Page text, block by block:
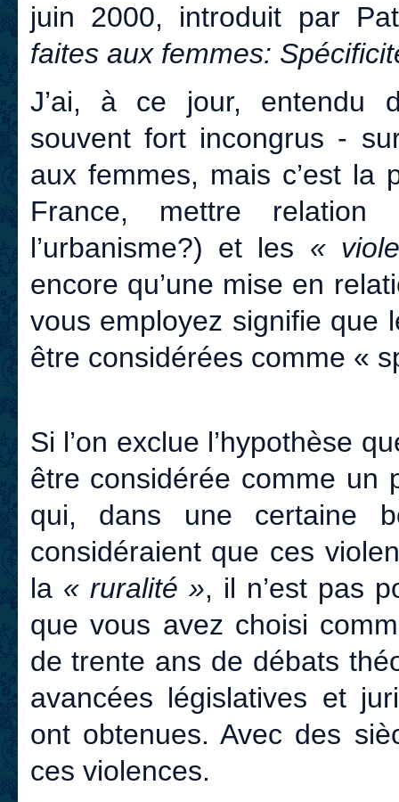
juin 2000, introduit par
faites aux femmes:
J’ai, à ce jour, entendu
souvent fort incongrus -
aux femmes, mais c’est la
France, mettre
l’urbanisme?) et les «
encore qu’une mise en
vous employez signifie que
être considérées comme «
Si l’on exclue l’hypothèse
être considérée comme un
qui, dans une certaine
considéraient que ces
la « ruralité », il n’est pas
que vous avez choisi
de trente ans de débats
avancées législatives et
ont obtenues. Avec des
ces violences.